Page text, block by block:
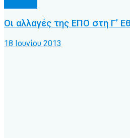
Οι αλλαγές της ΕΠΟ στη Γ’
18 Ιουνίου 2013